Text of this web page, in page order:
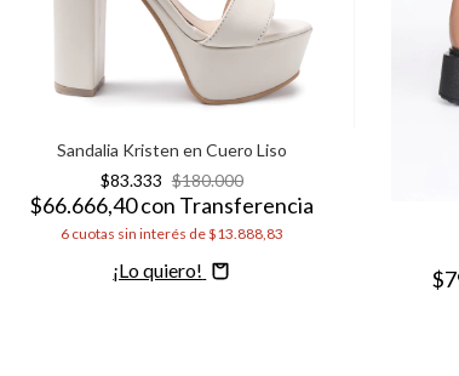
Sandalia Kristen en Cuero Liso
$83.333 $180.000
$66.666,40con Transferencia
6 cuotas sin interés de$13.888,83
Comprar